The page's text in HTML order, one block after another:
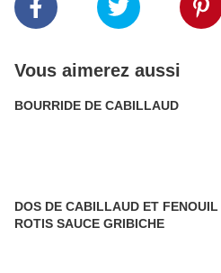
Vous aimerez aussi
BOURRIDE DE CABILLAUD
DOS DE CABILLAUD ET FENOUIL
ROTIS SAUCE GRIBICHE